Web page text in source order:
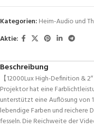
Kategorien: Heim-Audio und
Aktie:
Beschreibung
【12000Lux High-Definition &
Projektor hat eine
unterstützt eine Auflösung von
lebendige Farben und reichere
fesseln. Die Reichweite der